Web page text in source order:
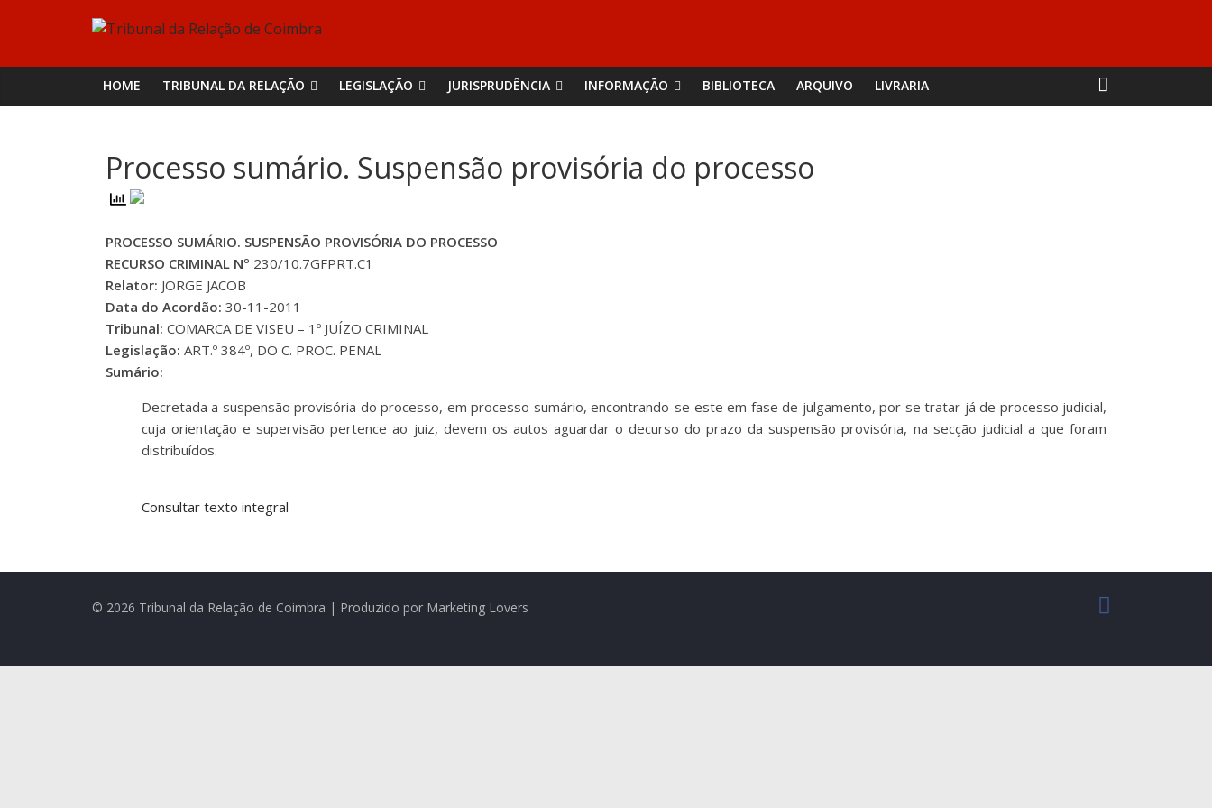
Tribunal
da
de
Coimbra
HOME TRIBUNAL DA RELAÇÃO LEGISLAÇÃO JURISPRUDÊNCIA INFORMAÇÃO BIBLIOTECA ARQUIVO LIVRARIA
Processo sumário. Suspensão provisória do processo
PROCESSO SUMÁRIO. SUSPENSÃO PROVISÓRIA DO PROCESSO
RECURSO CRIMINAL Nº 230/10.7GFPRT.C1
Relator: JORGE JACOB
Data do Acordão: 30-11-2011
Tribunal: COMARCA DE VISEU – 1º JUÍZO CRIMINAL
Legislação: ART.º 384º, DO C. PROC. PENAL
Sumário:
Decretada a suspensão provisória do processo, em processo sumário, encontrando-se este em fase de julgamento, por se tratar já de processo judicial,
cuja orientação e supervisão pertence ao juiz, devem os autos aguardar o decurso do prazo da suspensão provisória, na secção judicial a que foram
distribuídos.
Consultar texto integral
© 2026 Tribunal da Relação de Coimbra | Produzido por Marketing Lovers